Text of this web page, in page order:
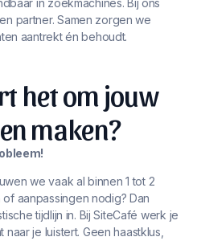
in zoekmachines. Bij ons
partner. Samen zorgen we
aantrekt én behoudt.
het om jouw
maken?
we vaak al binnen 1 tot 2
aanpassingen nodig? Dan
tijdlijn in. Bij SiteCafé werk je
je luistert. Geen haastklus,